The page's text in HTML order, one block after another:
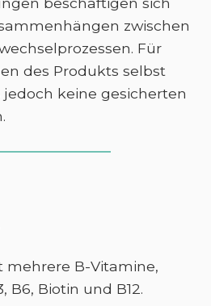
zwischen
Für
des Produkts selbst
jedoch keine gesicherten
mehrere B-Vitamine,
B6, Biotin und B12.